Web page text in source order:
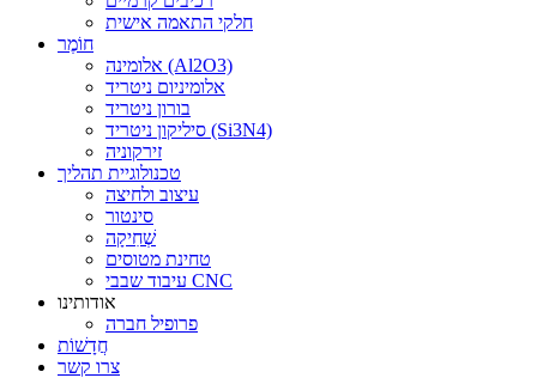
חלקי התאמה אישית
חוֹמֶר
אלומינה (Al2O3)
אלומיניום ניטריד
בורון ניטריד
סיליקון ניטריד (Si3N4)
זירקוניה
טכנולוגיית תהליך
עיצוב ולחיצה
סינטור
שְׁחִיקָה
טחינת מטוסים
עיבוד שבבי CNC
אודותינו
פרופיל חברה
חֲדָשׁוֹת
צרו קשר